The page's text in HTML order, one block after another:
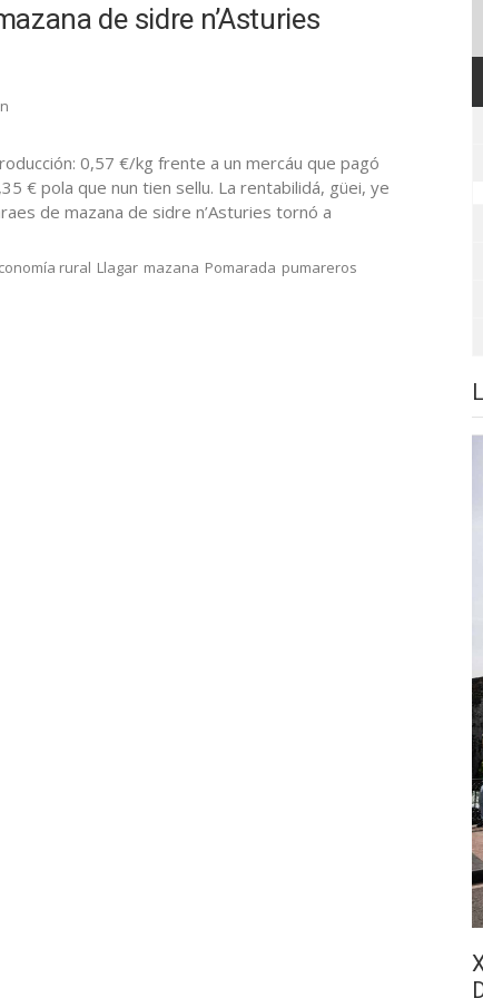
de sidre n’Asturies
0,57 €/kg frente a un mercáu que pagó
€ pola que nun tien sellu. La rentabilidá, güei, ye
de mazana de sidre n’Asturies tornó a
rural Llagar mazana Pomarada pumareros